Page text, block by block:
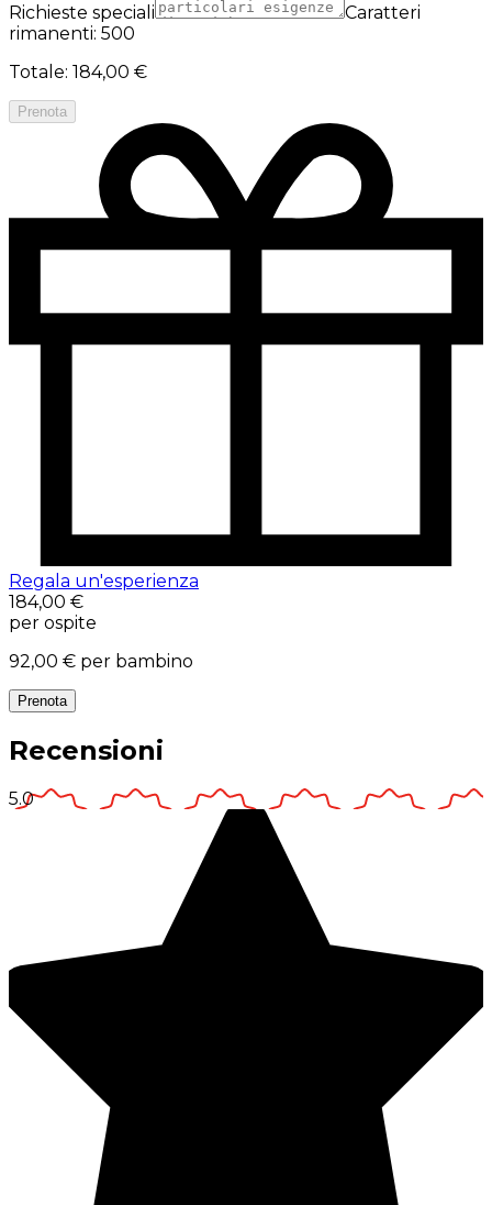
Richieste speciali
Caratteri
rimanenti: 500
Totale: 184,00 €
Prenota
Regala un'esperienza
184,00 €
per ospite
92,00 € per bambino
Prenota
Recensioni
5.0